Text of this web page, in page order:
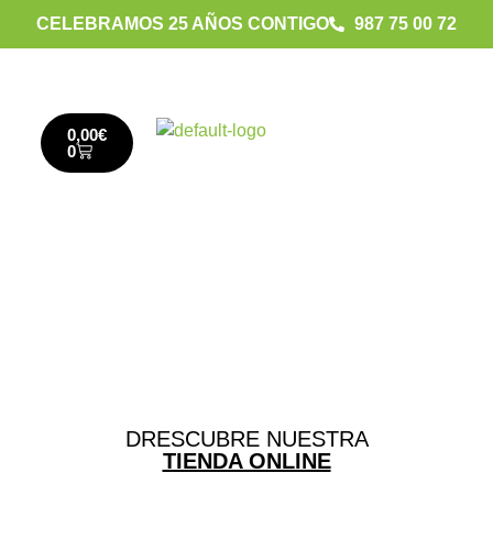
CELEBRAMOS 25 AÑOS CONTIGO 987 75 00 72
0,00€
0
DRESCUBRE NUESTRA
TIENDA ONLINE